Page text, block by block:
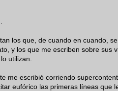
los que, de cuando en cuando,
y los que me escriben sobre sus
utilizan.
me escribió corriendo
eufórico las primeras líneas que